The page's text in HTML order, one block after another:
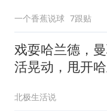
一个香蕉说球 7跟贴
戏耍哈兰德，
活晃动，甩开
北极生活说